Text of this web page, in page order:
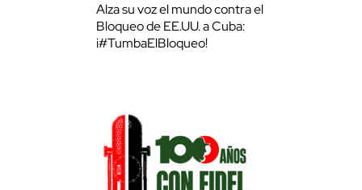
Alza su voz el mundo contra el
Bloqueo de EE.UU. a Cuba:
¡#TumbaElBloqueo!